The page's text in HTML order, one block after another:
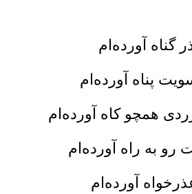
گناه آورده‌ام‌
پناه آورده‌ام‌
همچو کاه آورده‌ام‌
رو به راه آورده‌ام‌
آورده‌ام‌